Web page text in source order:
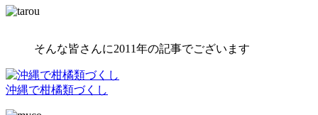
そんな皆さんに2011年の記事でございます
沖縄で柑橘類づくし